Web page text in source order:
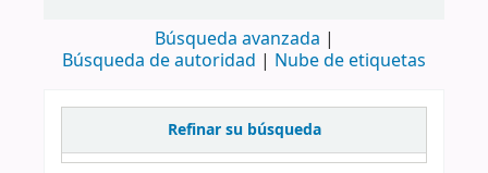
Búsqueda avanzada
Búsqueda de autoridad
Nube de etiquetas
Refinar su búsqueda